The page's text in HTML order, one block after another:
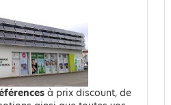
à prix discount, de